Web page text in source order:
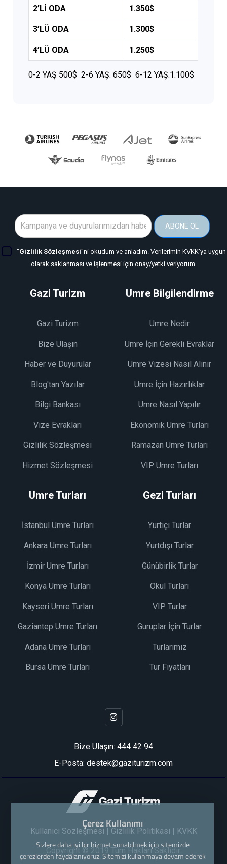
2’Lİ ODA 1.350$
3’LÜ ODA 1.300$
4’LÜ ODA 1.250$
0-2 YAŞ 500$ 2-6 YAŞ: 650$ 6-12 YAŞ:1.100$
ABONE OL
"Gizlilik Sözleşmesi"ni okudum ve anladım. Verilerimin KVKK'ya uygun
olarak saklanması ve işlenmesi için onay/yetki veriyorum.
Gazi Turizm
Gazi Turizm
Bize Ulaşın
Haber ve Duyurular
Blog'tan Yazılar
Bilgi Bankası
Vize Evrakları
Gizlilik Sözleşmesi
Hizmet Sözleşmesi
Umre Bilgilendirme
Umre Nedir
Umre İçin Gerekli Evraklar
Umre Vizesi Nasıl Alınır
Umre İçin Hazırlıklar
Umre Nasıl Yapılır
Ekonomik Umre Turları
Ramazan Umre Turları
VIP Umre Turları
Umre Turları
İstanbul Umre Turları
Ankara Umre Turları
İzmir Umre Turları
Konya Umre Turları
Kayseri Umre Turları
Gaziantep Umre Turları
Adana Umre Turları
Bursa Umre Turları
Gezi Turları
Yurtiçi Turlar
Yurtdışı Turlar
Günübirlik Turlar
Okul Turları
VIP Turlar
Guruplar İçin Turlar
Turlarımız
Tur Fiyatları
Bize Ulaşın: 444 42 94
E-Posta: destek@gaziturizm.com
Kullanıcı Sözleşmesi | Gizlilik Politikası | KVKK
Copyright © 2019 Tüm Hakları Saklıdır.
Çerez Kullanımı
Sizlere daha iyi bir hizmet sunabilmek için sitemizde
çerezlerden faydalanıyoruz. Sitemizi kullanmaya devam ederek